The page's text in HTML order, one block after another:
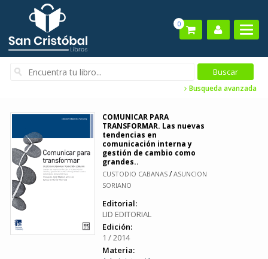
0
Busqueda avanzada
COMUNICAR PARA
TRANSFORMAR. Las nuevas
tendencias en
comunicación interna y
gestión de cambio como
grandes..
CUSTODIO CABANAS /ASUNCION
SORIANO
Editorial:
LID EDITORIAL
Edición:
1 / 2014
Materia: